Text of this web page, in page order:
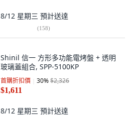
8/12 星期三 預計送達
(158)
Shinil 信一 方形多功能電烤盤 + 透明
玻璃蓋組合, SPP-5100KP
首購折扣價 30%$2,326
$1,611
8/12 星期三 預計送達